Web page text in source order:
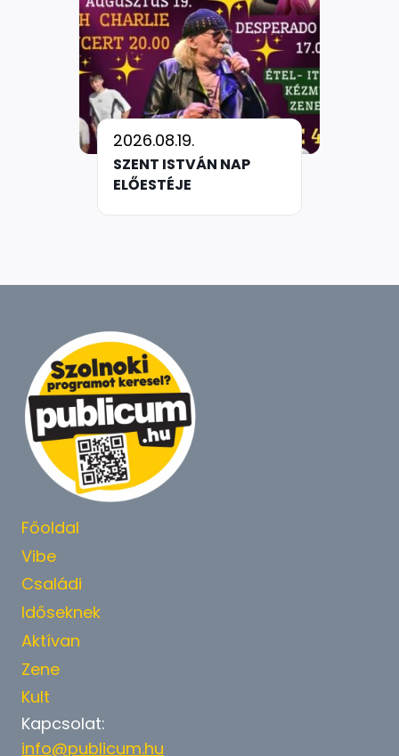
2026.08.19.
SZENT ISTVÁN NAP
ELŐESTÉJE
Főoldal
Vibe
Családi
Időseknek
Aktívan
Zene
Kult
Kapcsolat:
info@publicum.hu